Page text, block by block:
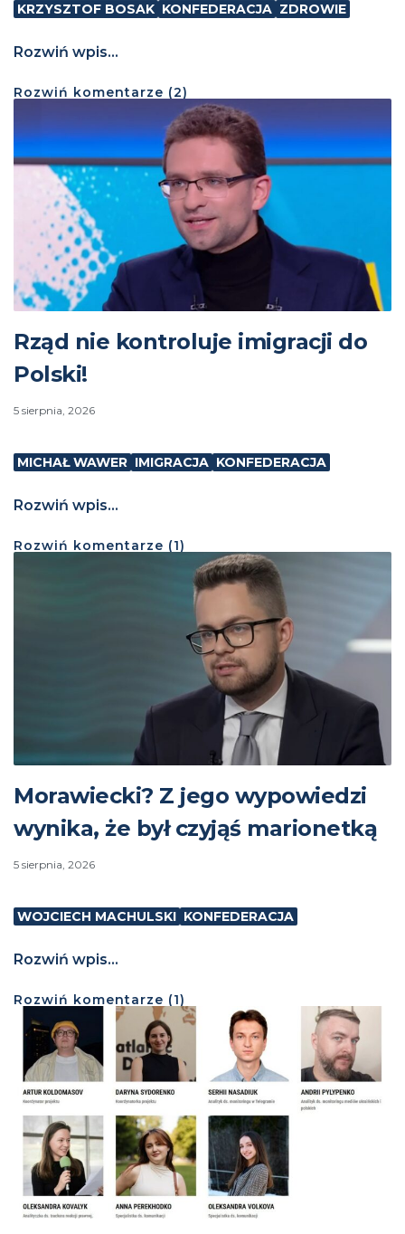
KRZYSZTOF BOSAK KONFEDERACJA ZDROWIE
Rozwiń wpis...
Rozwiń komentarze (2)
Rząd nie kontroluje imigracji do
Polski!
5 sierpnia, 2026
MICHAŁ WAWER IMIGRACJA KONFEDERACJA
Rozwiń wpis...
Rozwiń komentarze (1)
Morawiecki? Z jego wypowiedzi
wynika, że był czyjąś marionetką
5 sierpnia, 2026
WOJCIECH MACHULSKI KONFEDERACJA
Rozwiń wpis...
Rozwiń komentarze (1)